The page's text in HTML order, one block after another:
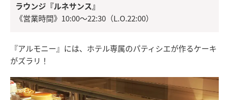
ラウンジ『ルネサンス』
《営業時間》10:00～22:30（L.O.22:00）
『アルモニー』には、ホテル専属のパティシエが作るケーキ
がズラリ！